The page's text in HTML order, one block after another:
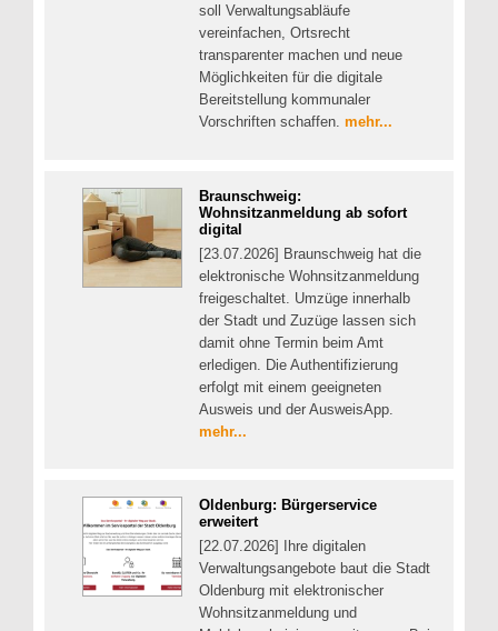
soll Verwaltungsabläufe
vereinfachen, Ortsrecht
transparenter machen und neue
Möglichkeiten für die digitale
Bereitstellung kommunaler
Vorschriften schaffen. mehr...
Braunschweig:
Wohnsitzanmeldung ab sofort
digital
[23.07.2026] Braunschweig hat die
elektronische Wohnsitzanmeldung
freigeschaltet. Umzüge innerhalb
der Stadt und Zuzüge lassen sich
damit ohne Termin beim Amt
erledigen. Die Authentifizierung
erfolgt mit einem geeigneten
Ausweis und der AusweisApp.
mehr...
Oldenburg: Bürgerservice
erweitert
[22.07.2026] Ihre digitalen
Verwaltungsangebote baut die Stadt
Oldenburg mit elektronischer
Wohnsitzanmeldung und